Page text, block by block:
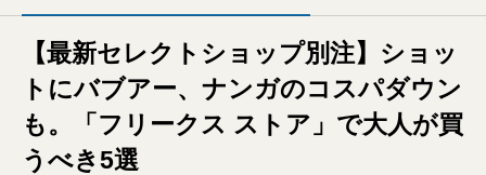
【最新セレクトショップ別注】ショッ
トにバブアー、ナンガのコスパダウン
も。「フリークス ストア」で大人が買
うべき5選